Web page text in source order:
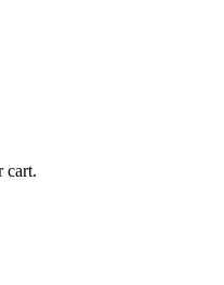
cart.